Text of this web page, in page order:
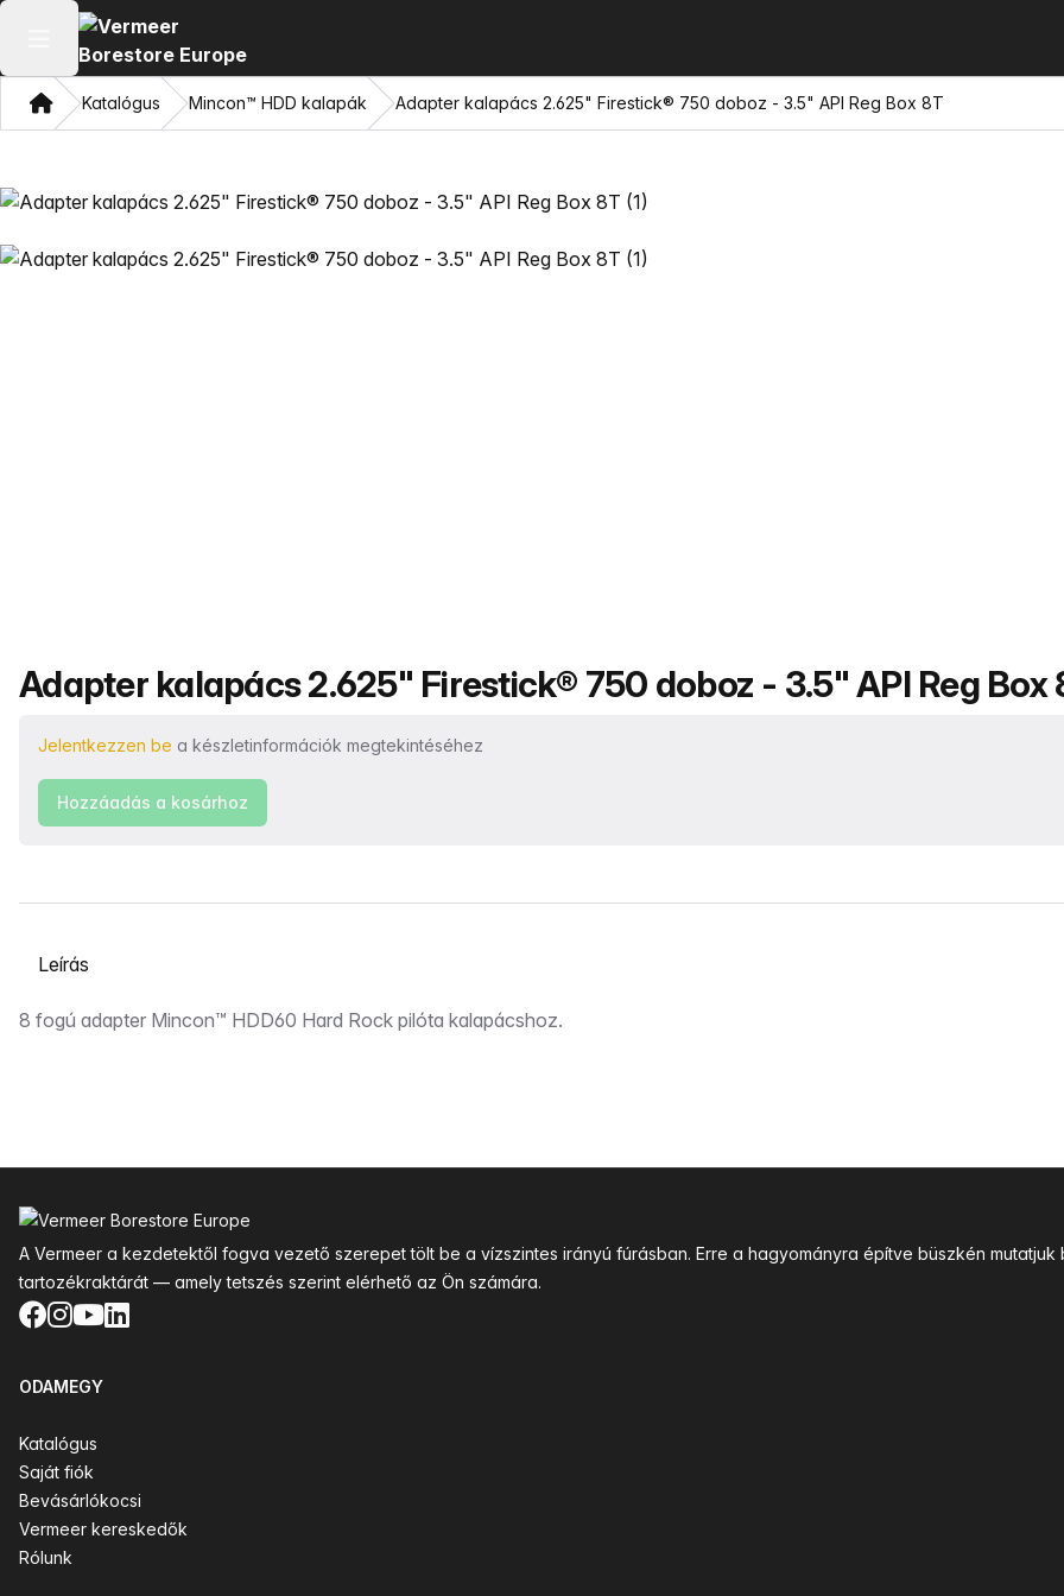
Főmenü megnyitása
OtthonKatalógus Mincon™ HDD kalapák Adapter kalapács 2.625" Firestick® 750 doboz - 3.5" API Reg Box 8T
Termék neve
Adapter kalapács 2.625" Firestick® 750 doboz - 3.5" API Reg Box
Jelentkezzen be a készletinformációk megtekintéséhez
Hozzáadás a kosárhoz
Válasszon ki egy lapot
Leírás
8 fogú adapter Mincon™ HDD60 Hard Rock pilóta kalapácshoz.
A Vermeer a kezdetektől fogva vezető szerepet tölt be a vízszintes irányú fúrásban. Erre a hagyományra építve büszkén mutatjuk
tartozékraktárát — amely tetszés szerint elérhető az Ön számára.
Facebook
Instagram
YouTube
LinkedIn
ODAMEGY
Katalógus
Saját fiók
Bevásárlókocsi
Vermeer kereskedők
Rólunk